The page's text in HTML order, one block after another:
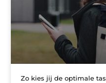
Zo kies jij de optimale tas